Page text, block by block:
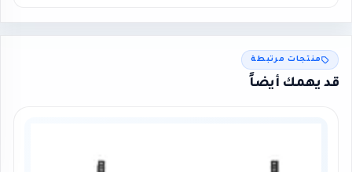
منتجات مرتبطة
قد يهمك أيضاً
× عميل اشترى للتو
Yealink DECT IP Phone | Ibtikar